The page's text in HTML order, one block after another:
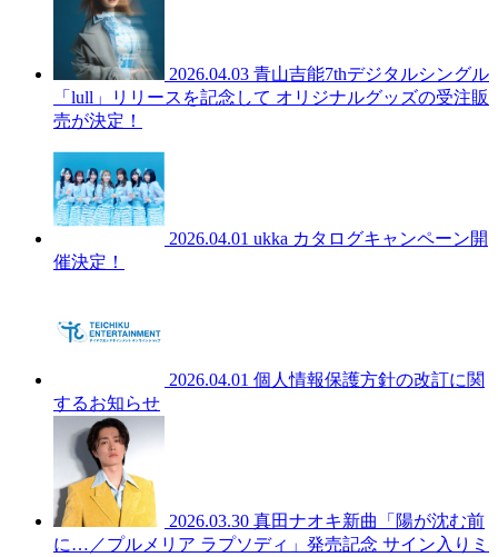
2026.04.03 青山吉能7thデジタルシングル
「lull」リリースを記念して オリジナルグッズの受注販
売が決定！
2026.04.01 ukka カタログキャンペーン開
催決定！
2026.04.01 個人情報保護方針の改訂に関
するお知らせ
2026.03.30 真田ナオキ新曲「陽が沈む前
に…／プルメリア ラプソディ」発売記念 サイン入りミ